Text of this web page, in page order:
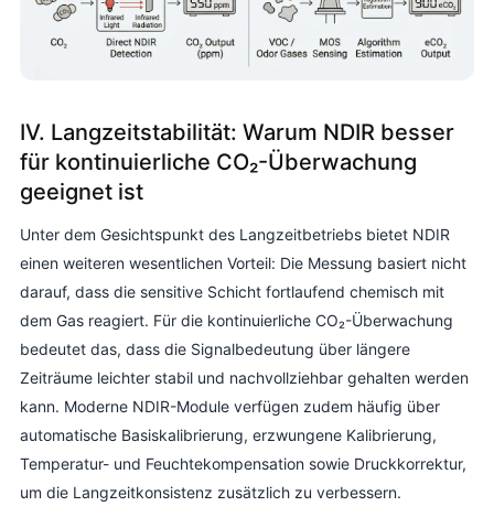
IV. Langzeitstabilität: Warum NDIR besser
für kontinuierliche CO₂-Überwachung
geeignet ist
Unter dem Gesichtspunkt des Langzeitbetriebs bietet NDIR
einen weiteren wesentlichen Vorteil: Die Messung basiert nicht
darauf, dass die sensitive Schicht fortlaufend chemisch mit
dem Gas reagiert. Für die kontinuierliche CO₂-Überwachung
bedeutet das, dass die Signalbedeutung über längere
Zeiträume leichter stabil und nachvollziehbar gehalten werden
kann. Moderne NDIR-Module verfügen zudem häufig über
automatische Basiskalibrierung, erzwungene Kalibrierung,
Temperatur- und Feuchtekompensation sowie Druckkorrektur,
um die Langzeitkonsistenz zusätzlich zu verbessern.